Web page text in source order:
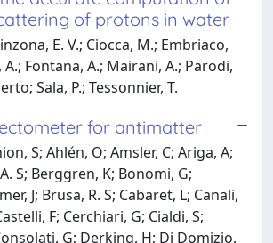
of protons in water
E. V.; Ciocca, M.; Embriaco,
Fontana, A.; Mairani, A.; Parodi,
Sala, P.; Tessonnier, T.
for antimatter
S; Ahlén, O; Amsler, C; Ariga, A;
S; Berggren, K; Bonomi, G;
J; Brusa, R. S; Cabaret, L; Canali,
F; Cerchiari, G; Cialdi, S;
G; Derking, H; Di Domizio,